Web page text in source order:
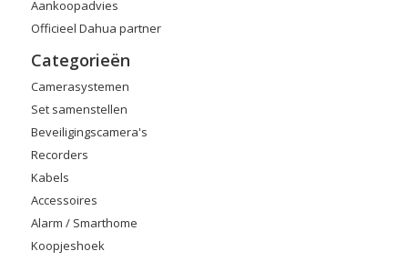
Aankoopadvies
Officieel Dahua partner
Categorieën
Camerasystemen
Set samenstellen
Beveiligingscamera's
Recorders
Kabels
Accessoires
Alarm / Smarthome
Koopjeshoek